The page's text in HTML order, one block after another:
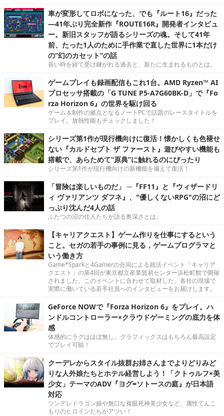
車が変形してロボになった、でも『ルート16』だった
―41年ぶり完全新作『ROUTE16R』開発者インタビュ
ー。新旧スタッフが語るシリーズの魂。そして41年
前、たった1人のために手作業で直した世界に1本だけ
の“幻のカセット”の話
長い時を経て受け継がれる過去と、新たに生まれるものとは。
ゲームプレイも録画配信もこれ1台。AMD Ryzen™ AI
プロセッサ搭載の「G TUNE P5-A7G60BK-D」で『Fo
rza Horizon 6』の世界を駆け回る
ゲーム＆制作の拠点となるノートPCで話題のレースタイトルを
プレイ。放熱性能もチェックしました！
シリーズ第1作が現行機向けに復活！懐かしくも色褪せ
ない『カルドセプト ザ ファースト』遊びやすい機能も
搭載で、あらためて“原典”に触れるのにぴったり
シリーズ第1作が現行機向けの新機能を備えて復活！
「冒険は楽しいものだ」 ─『FF11』と『ウィザードリ
ィ ヴァリアンツ ダフネ』、"優しくないRPG"の沼にど
っぷり沈んだ4人の話
ふたつの沼の住人たちが語る奥深さとは。
【キャリアクエスト】ゲーム作りを仕事にするという
こと。セガの若手の事例に見る，ゲームプログラマと
いう働き方
Game*Sparkと4Gamerの合同による就活イベント「キャリア
クエスト」の第4回が東京都立産業貿易センター浜松町館で開催
されました。このイベントに合わせて取材した、各社の現場で
実際に働いている若手社員へのインタビューをお届けします。
GeForce NOWで『Forza Horizon 6』をプレイ。ハ
ンドルコントローラー×クラウドゲーミングの底力を体
感
体感的にラグはほぼ無し。グラフィックスはもちろん最高設定
でプレイ可能！
クーデレからスタイル抜群お姉さんまでよりどりみど
りな人外娘たちとホテル経営しよう！「クトゥルフ×美
少女」テーマのADV『ヨグ=ソトースの庭』が日本語
対応
ツンデレドラゴン娘や無口な複眼死神美少女など、属性てんこ
もりのヒロインたちがアツい！